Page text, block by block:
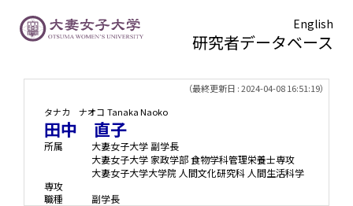
English
研究者データベース
（最終更新日 : 2024-04-08 16:51:19）
タナカ ナオコ Tanaka Naoko
田中 直子
所属
大妻女子大学 副学長
大妻女子大学 家政学部 食物学科管理栄養士専攻
大妻女子大学大学院 人間文化研究科 人間生活科学
専攻
職種
副学長